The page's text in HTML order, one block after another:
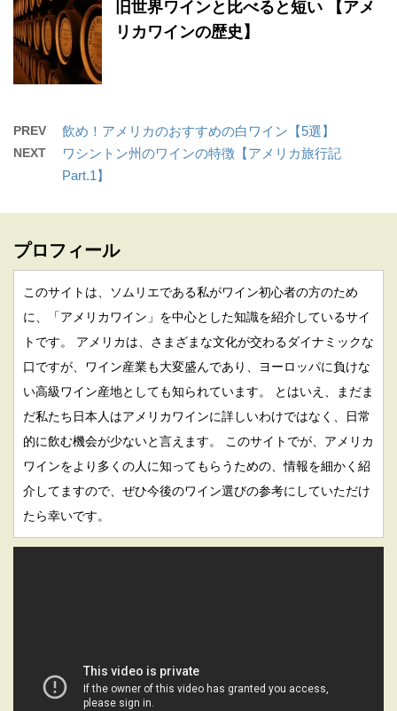
旧世界ワインと比べると短い 【アメ
リカワインの歴史】
PREV 飲め！アメリカのおすすめの白ワイン【5選】
NEXT
ワシントン州のワインの特徴【アメリカ旅行記
Part.1】
プロフィール
このサイトは、ソムリエである私がワイン初心者の方のため
に、「アメリカワイン」を中心とした知識を紹介しているサイ
トです。 アメリカは、さまざまな文化が交わるダイナミックな
口ですが、ワイン産業も大変盛んであり、ヨーロッパに負けな
い高級ワイン産地としても知られています。 とはいえ、まだま
だ私たち日本人はアメリカワインに詳しいわけではなく、日常
的に飲む機会が少ないと言えます。 このサイトでが、アメリカ
ワインをより多くの人に知ってもらうための、情報を細かく紹
介してますので、ぜひ今後のワイン選びの参考にしていただけ
たら幸いです。